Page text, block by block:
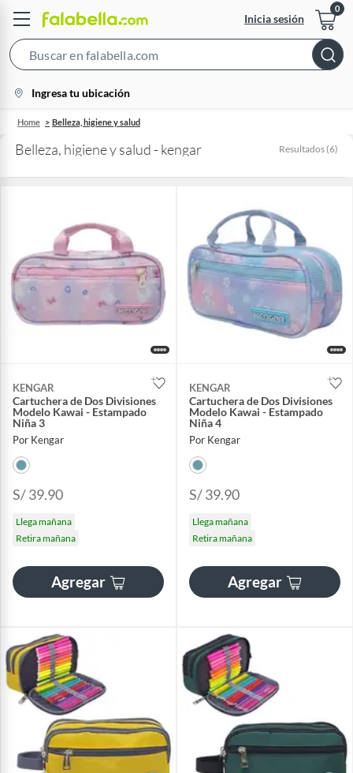
Inicia sesión
Bar
location-
icon
Ingresa tu ubicación
Home Belleza, higiene y salud
Belleza, higiene y salud - kengar Resultados (6)
KENGAR
Cartuchera de Dos Divisiones
Modelo Kawai - Estampado
Niña 3
Por Kengar
S/ 39.90
Llega mañana
Retira mañana
Agregar
KENGAR
Cartuchera de Dos Divisiones
Modelo Kawai - Estampado
Niña 4
Por Kengar
S/ 39.90
Llega mañana
Retira mañana
Agregar